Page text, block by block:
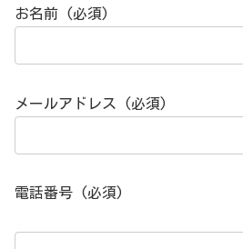
お名前 (必須)
メールアドレス (必須)
電話番号 (必須)